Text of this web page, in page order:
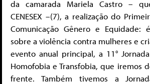
da camarada Mariela Castro –
CENESEX –(7), a realização do
Comunicação Gênero e Equidade:
sobre a violência contra mulheres e
evento anual principal, a 11°
Homofobia e Transfobia, que iremos
frente. Também tivemos a